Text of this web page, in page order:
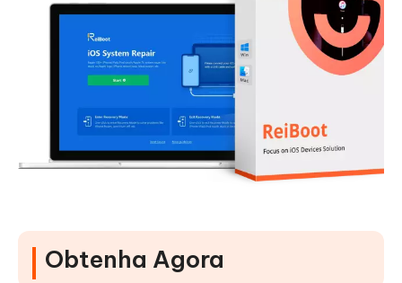
Obtenha Agora